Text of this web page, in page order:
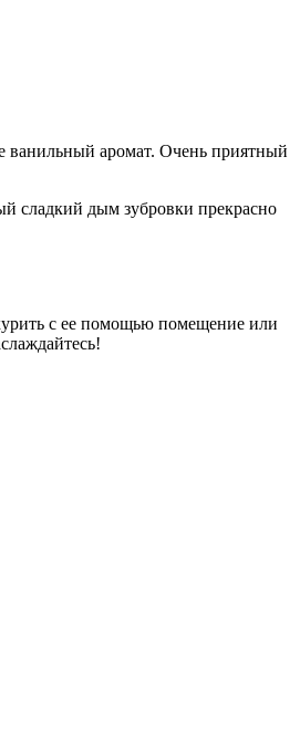
ванильный аромат. Очень приятный
сладкий дым зубровки прекрасно
с ее помощью помещение или